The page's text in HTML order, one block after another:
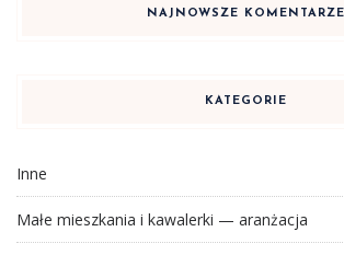
NAJNOWSZE KOMENTARZE
KATEGORIE
Inne
Małe mieszkania i kawalerki — aranżacja